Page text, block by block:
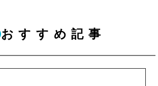
おすすめ記事